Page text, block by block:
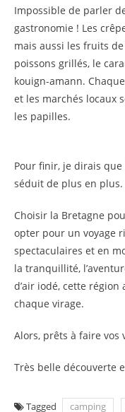
Impossible de parler
gastronomie ! Les
mais aussi les fruits
poissons grillés, le
kouign-amann.
et les marchés locaux
les papilles.
Pour finir, je dirais
séduit de plus en plus.
Choisir la Bretagne
opter pour un voyage
spectaculaires et en
la tranquillité,
d’air iodé, cette
chaque virage.
Alors, prêts à faire vos
Très belle découverte
Tagged camping